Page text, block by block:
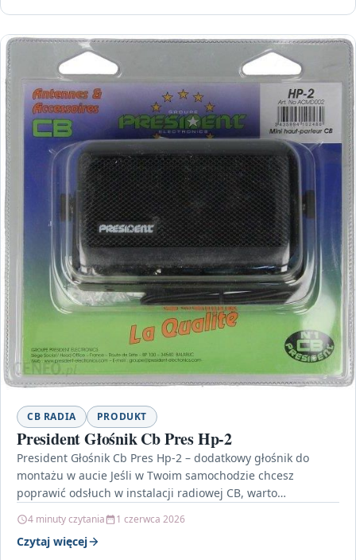
CB RADIA PRODUKT
President Głośnik Cb Pres Hp-2
President Głośnik Cb Pres Hp-2 – dodatkowy głośnik do
montażu w aucie Jeśli w Twoim samochodzie chcesz
poprawić odsłuch w instalacji radiowej CB, warto…
4 minuty czytania 1 czerwca 2026
Czytaj więcej